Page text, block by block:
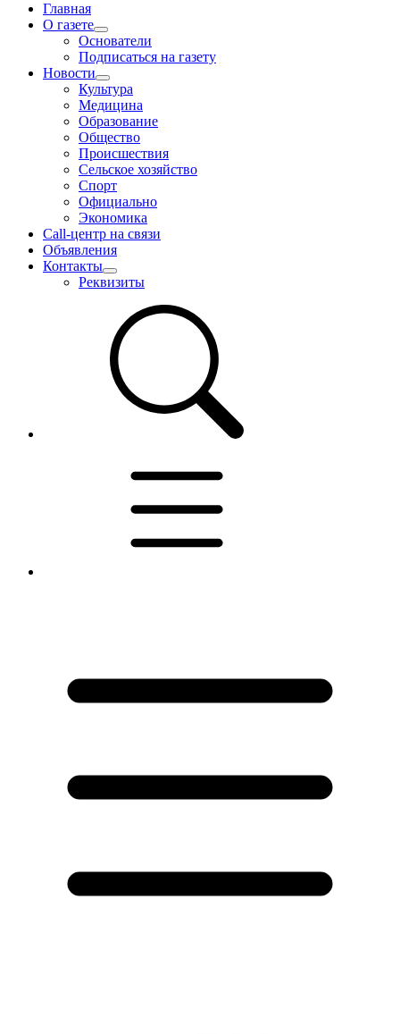
Главная
О газете
Основатели
Подписаться на газету
Новости
Культура
Медицина
Образование
Общество
Происшествия
Сельское хозяйство
Спорт
Официально
Экономика
Call-центр на связи
Объявления
Контакты
Реквизиты